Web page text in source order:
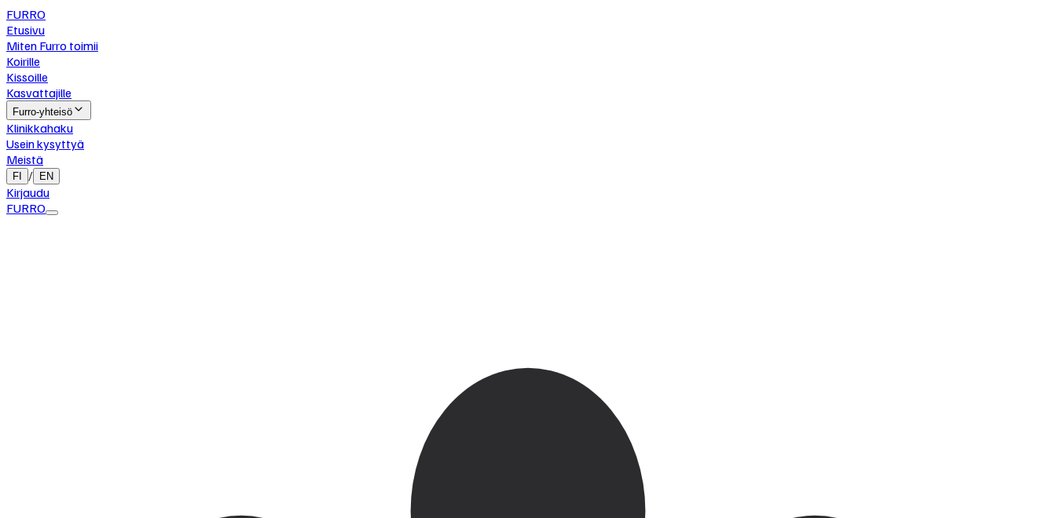
FURRO
Etusivu
Miten Furro toimii
Koirille
Kissoille
Kasvattajille
Furro-yhteisö
Klinikkahaku
Usein kysyttyä
Meistä
FI / EN
Kirjaudu
FURRO